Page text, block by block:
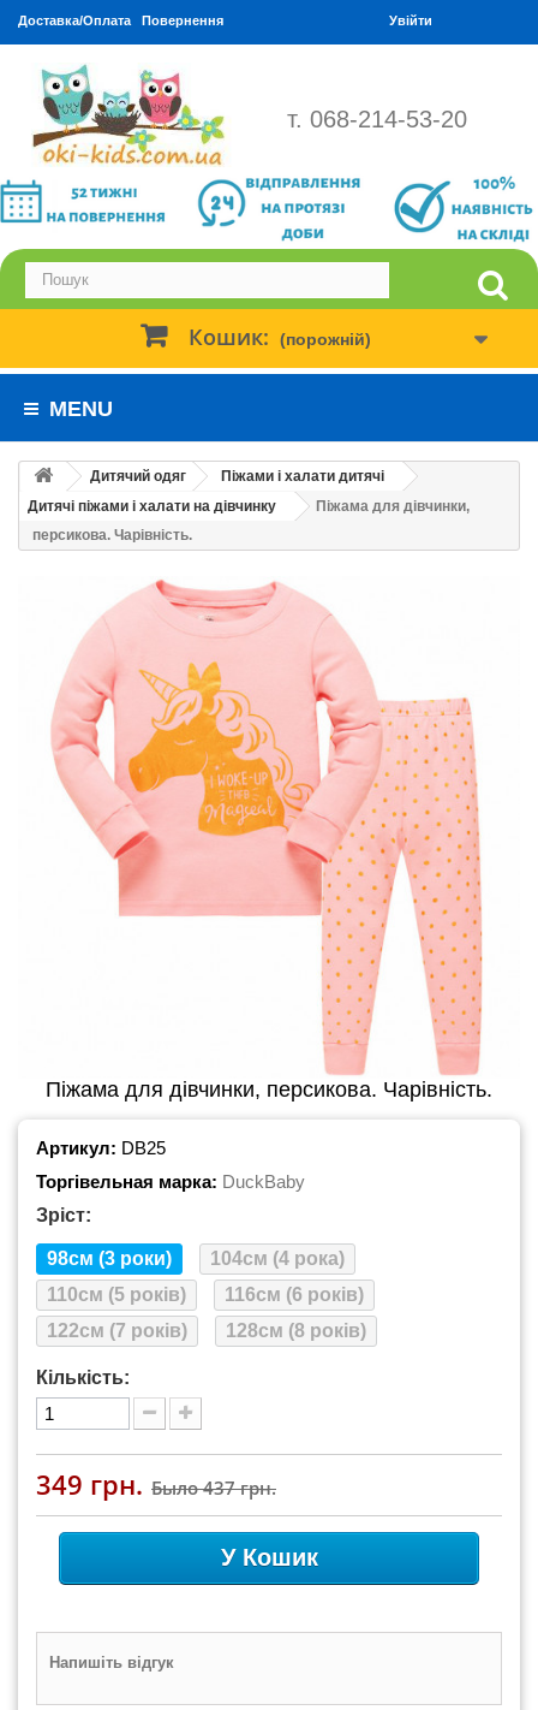
Доставка/Оплата Повернення Увійти
т. 068-214-53-20
Кошик: (порожній)
MENU
Дитячий одяг
Піжами і халати дитячі
Дитячі піжами і халати на дівчинку
Піжама для дівчинки,
персикова. Чарівність.
Піжама для дівчинки, персикова. Чарівність.
Артикул: DB25
Торгівельная марка: DuckBaby
Зріст:
98см (3 роки)
104см (4 рока)
110см (5 років)
116см (6 років)
122см (7 років)
128см (8 років)
Кількість:
349 грн. Было437 грн.
У Кошик
Напишіть відгук